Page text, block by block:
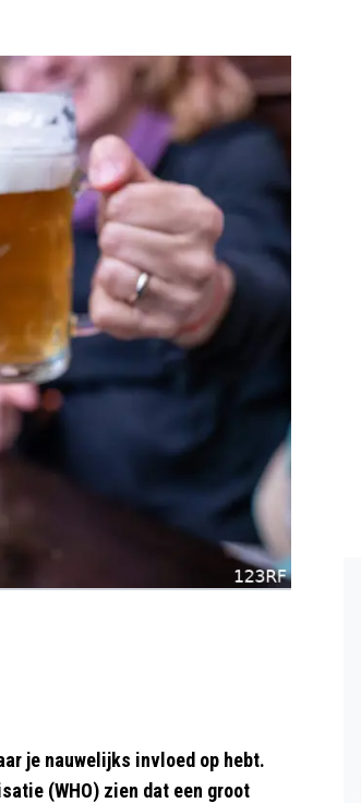
je nauwelijks invloed op hebt.
(WHO) zien dat een groot